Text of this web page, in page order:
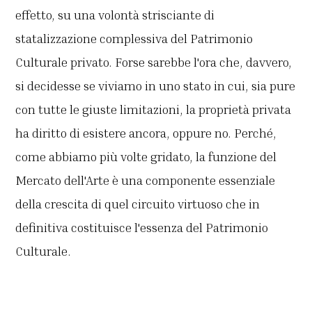
effetto, su una volontà strisciante di
statalizzazione complessiva del Patrimonio
Culturale privato. Forse sarebbe l'ora che, davvero,
si decidesse se viviamo in uno stato in cui, sia pure
con tutte le giuste limitazioni, la proprietà privata
ha diritto di esistere ancora, oppure no. Perché,
come abbiamo più volte gridato, la funzione del
Mercato dell'Arte è una componente essenziale
della crescita di quel circuito virtuoso che in
definitiva costituisce l'essenza del Patrimonio
Culturale.